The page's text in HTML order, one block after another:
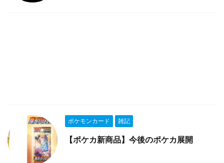
ポケモンカード 雑記
【ポケカ新商品】今後のポケカ展開